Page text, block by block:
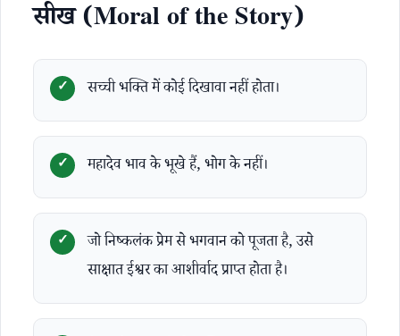
सीख (Moral of the Story)
सच्ची भक्ति में कोई दिखावा नहीं होता।
महादेव भाव के भूखे हैं, भोग के नहीं।
जो निष्कलंक प्रेम से भगवान को पूजता है, उसे
साक्षात ईश्वर का आशीर्वाद प्राप्त होता है।